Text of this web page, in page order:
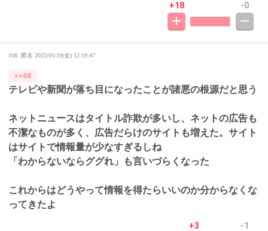
+18 -0
108. 匿名 2023/05/19(金) 12:19:47
>>68
テレビや新聞が落ち目になったことが諸悪の根源だと思う
ネットニュースはタイトル詐欺が多いし、ネットの広告も
不潔なものが多く、広告だらけのサイトも増えた。サイト
はサイトで情報量が少なすぎるしね
「わからないならググれ」も言いづらくなった
これからはどうやって情報を得たらいいのか分からなくな
ってきたよ
+3 -1